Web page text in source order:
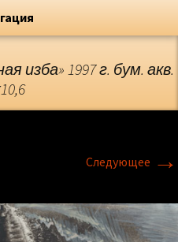
Николаевна
сайт
изба» 1997 г. бум. акв.
Следующее →